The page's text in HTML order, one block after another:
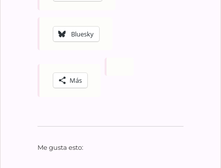
Bluesky
Más
Me gusta esto: